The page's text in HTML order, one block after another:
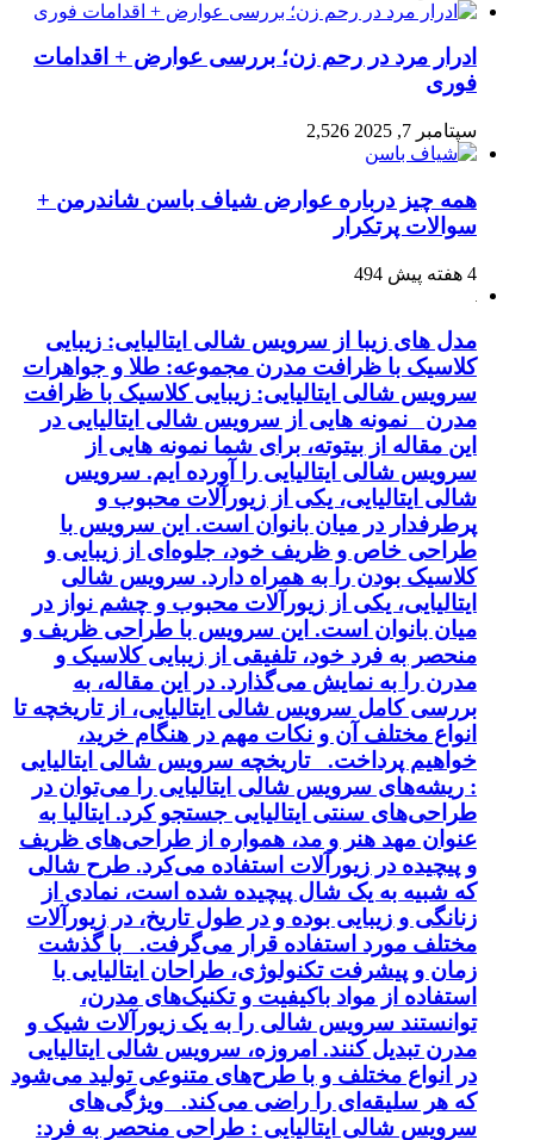
ادرار مرد در رحم زن؛ بررسی عوارض + اقدامات
فوری
سپتامبر 7, 2025 2,526
همه چیز درباره عوارض شیاف باسن شاندرمن +
سوالات پرتکرار
4 هفته پیش 494
مدل های زیبا از سرویس شالی ایتالیایی: زیبایی
کلاسیک با ظرافت مدرن مجموعه: طلا و جواهرات
سرویس شالی ایتالیایی: زیبایی کلاسیک با ظرافت
مدرن نمونه هایی از سرویس شالی ایتالیایی در
این مقاله از بیتوته، برای شما نمونه هایی از
سرویس شالی ایتالیایی را آورده ایم. سرویس
شالی ایتالیایی، یکی از زیورآلات محبوب و
پرطرفدار در میان بانوان است. این سرویس با
طراحی خاص و ظریف خود، جلوه‌ای از زیبایی و
کلاسیک بودن را به همراه دارد. سرویس شالی
ایتالیایی، یکی از زیورآلات محبوب و چشم نواز در
میان بانوان است. این سرویس با طراحی ظریف و
منحصر به فرد خود، تلفیقی از زیبایی کلاسیک و
مدرن را به نمایش می‌گذارد. در این مقاله، به
بررسی کامل سرویس شالی ایتالیایی، از تاریخچه تا
انواع مختلف آن و نکات مهم در هنگام خرید،
خواهیم پرداخت. تاریخچه سرویس شالی ایتالیایی
: ریشه‌های سرویس شالی ایتالیایی را می‌توان در
طراحی‌های سنتی ایتالیایی جستجو کرد. ایتالیا به
عنوان مهد هنر و مد، همواره از طراحی‌های ظریف
و پیچیده در زیورآلات استفاده می‌کرد. طرح شالی
که شبیه به یک شال پیچیده شده است، نمادی از
زنانگی و زیبایی بوده و در طول تاریخ، در زیورآلات
مختلف مورد استفاده قرار می‌گرفت. با گذشت
زمان و پیشرفت تکنولوژی، طراحان ایتالیایی با
استفاده از مواد باکیفیت و تکنیک‌های مدرن،
توانستند سرویس شالی را به یک زیورآلات شیک و
مدرن تبدیل کنند. امروزه، سرویس شالی ایتالیایی
در انواع مختلف و با طرح‌های متنوعی تولید می‌شود
که هر سلیقه‌ای را راضی می‌کند. ویژگی‌های
سرویس شالی ایتالیایی : طراحی منحصر به فرد: